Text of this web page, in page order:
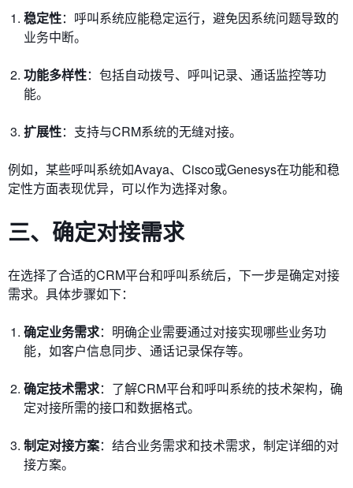
稳定性：呼叫系统应能稳定运行，避免因系统问题导致的
业务中断。
功能多样性：包括自动拨号、呼叫记录、通话监控等功
能。
扩展性：支持与CRM系统的无缝对接。
例如，某些呼叫系统如Avaya、Cisco或Genesys在功能和稳
定性方面表现优异，可以作为选择对象。
三、确定对接需求
在选择了合适的CRM平台和呼叫系统后，下一步是确定对接
需求。具体步骤如下：
确定业务需求：明确企业需要通过对接实现哪些业务功
能，如客户信息同步、通话记录保存等。
确定技术需求：了解CRM平台和呼叫系统的技术架构，确
定对接所需的接口和数据格式。
制定对接方案：结合业务需求和技术需求，制定详细的对
接方案。